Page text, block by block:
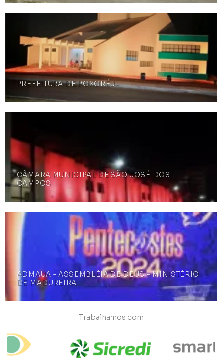
PREFEITURA DE POXORÉU
CÂMARA MUNICIPAL DE SÃO JOSÉ DOS
CAMPOS
ADMAUA – ASSEMBLÉIA DE DEUS – MINISTÉRIO
DE MADUREIRA
Trabalhamos com